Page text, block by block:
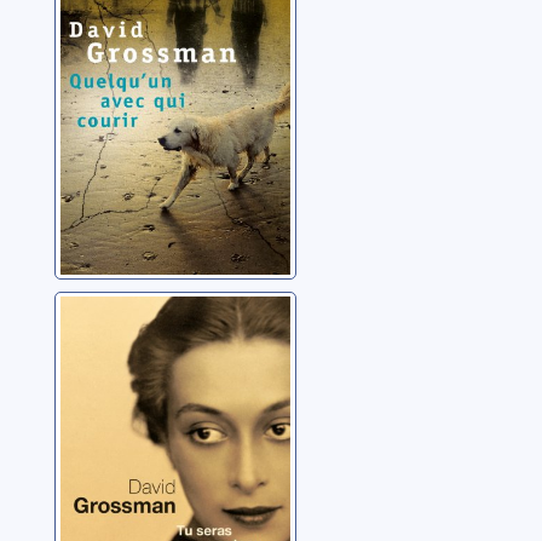
Grossman, David
Tu seras mon
couteau: roman
Grossman, David